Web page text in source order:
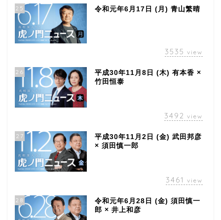
25 令和元年6月17日 (月) 青山繁晴
3535 view
26
平成30年11月8日 (木) 有本香 ×
竹田恒泰
3492 view
27
平成30年11月2日 (金) 武田邦彦
× 須田慎一郎
3461 view
28
令和元年6月28日 (金) 須田慎一
郎 × 井上和彦